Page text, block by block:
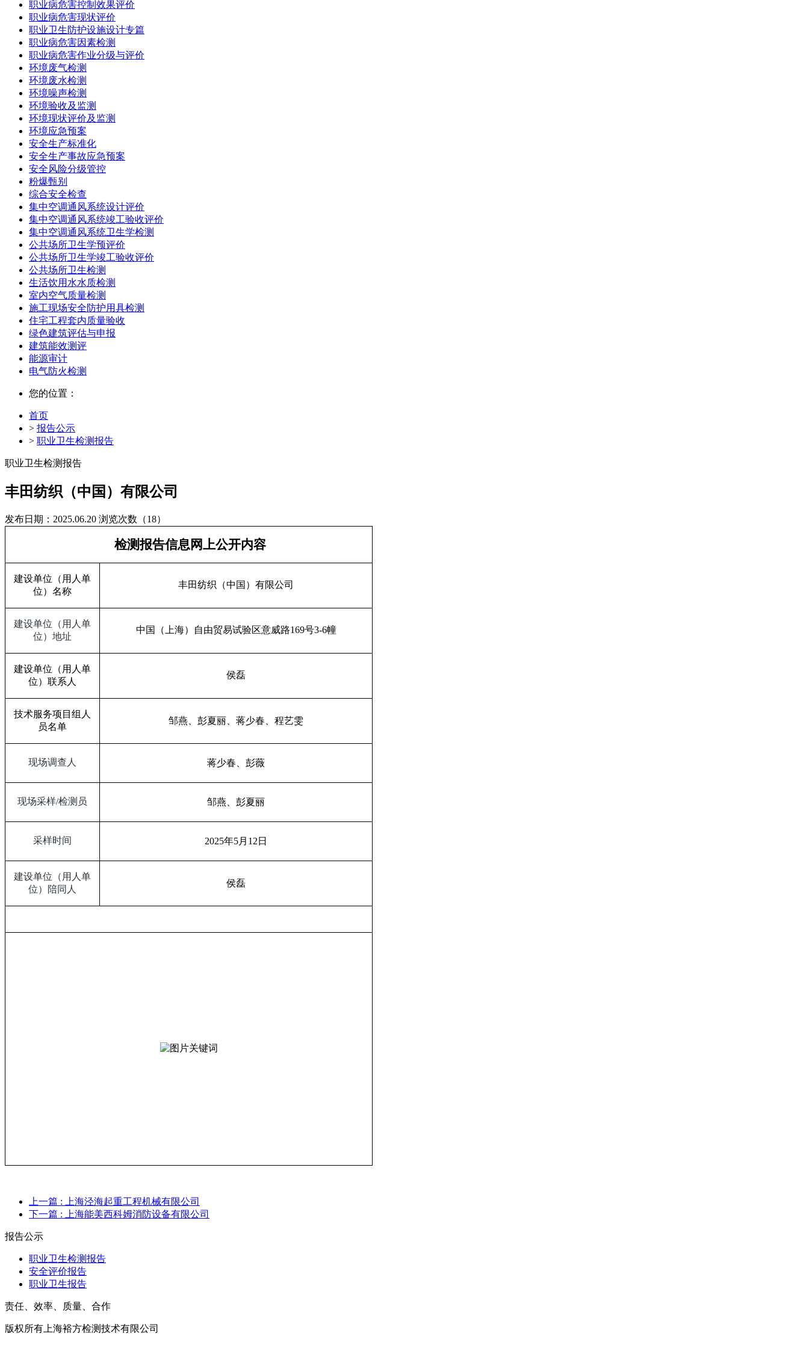
职业病危害控制效果评价
职业病危害现状评价
职业卫生防护设施设计专篇
职业病危害因素检测
职业病危害作业分级与评价
环境废气检测
环境废水检测
环境噪声检测
环境验收及监测
环境现状评价及监测
环境应急预案
安全生产标准化
安全生产事故应急预案
安全风险分级管控
粉爆甄别
综合安全检查
集中空调通风系统设计评价
集中空调通风系统竣工验收评价
集中空调通风系统卫生学检测
公共场所卫生学预评价
公共场所卫生学竣工验收评价
公共场所卫生检测
生活饮用水水质检测
室内空气质量检测
施工现场安全防护用具检测
住宅工程套内质量验收
绿色建筑评估与申报
建筑能效测评
能源审计
电气防火检测
您的位置：
首页
> 报告公示
> 职业卫生检测报告
职业卫生检测报告
丰田纺织（中国）有限公司
发布日期：2025.06.20 浏览次数（18）
检测报告信息网上公开内容
建设单位（用人单
位）名称
丰田纺织（中国）有限公司
建设单位（用人单
位）地址
中国（上海）自由贸易试验区意威路169号3-6幢
建设单位（用人单
位）联系人
侯磊
技术服务项目组人
员名单
邹燕、彭夏丽、 蒋少春、程艺雯
现场调查人 蒋少春、彭薇
现场采样/检测员 邹燕、彭夏丽
采样时间 2025年5月 12 日
建设单位（用人单
位）陪同人
侯磊
上一篇 : 上海泾海起重工程机械有限公司
下一篇 : 上海能美西科姆消防设备有限公司
报告公示
职业卫生检测报告
安全评价报告
职业卫生报告
责任、效率、质量、合作
版权所有上海裕方检测技术有限公司